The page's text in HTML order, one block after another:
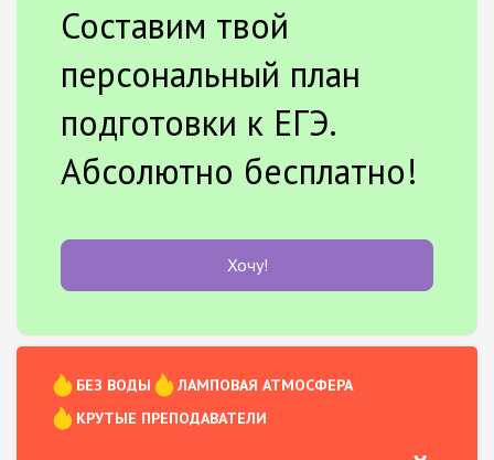
Составим твой
персональный план
подготовки к ЕГЭ.
Абсолютно бесплатно!
Хочу!
БЕЗ ВОДЫ
ЛАМПОВАЯ АТМОСФЕРА
КРУТЫЕ ПРЕПОДАВАТЕЛИ